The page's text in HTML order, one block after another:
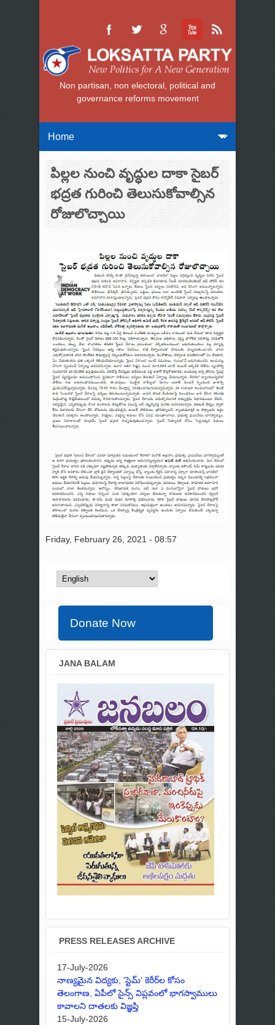
Non partisan, non electoral, political and
governance reforms movement
పిల్లల నుంచి వృద్ధుల దాకా సైబర్
భద్రత గురించి తెలుసుకోవాల్సిన
రోజులొచ్చాయి
Friday, February 26, 2021 - 08:57
Donate Now
JANA BALAM
PRESS RELEASES ARCHIVE
17-July-2026
నాణ్యమైన విద్యకు, 'స్టెమ్' కెరీర్‌ల కోసం
తెలంగాణ, ఏపీలో సైన్స్ విప్లవంలో భాగస్వాములు
కావాలని దాతలకు విజ్ఞప్తి
15-July-2026